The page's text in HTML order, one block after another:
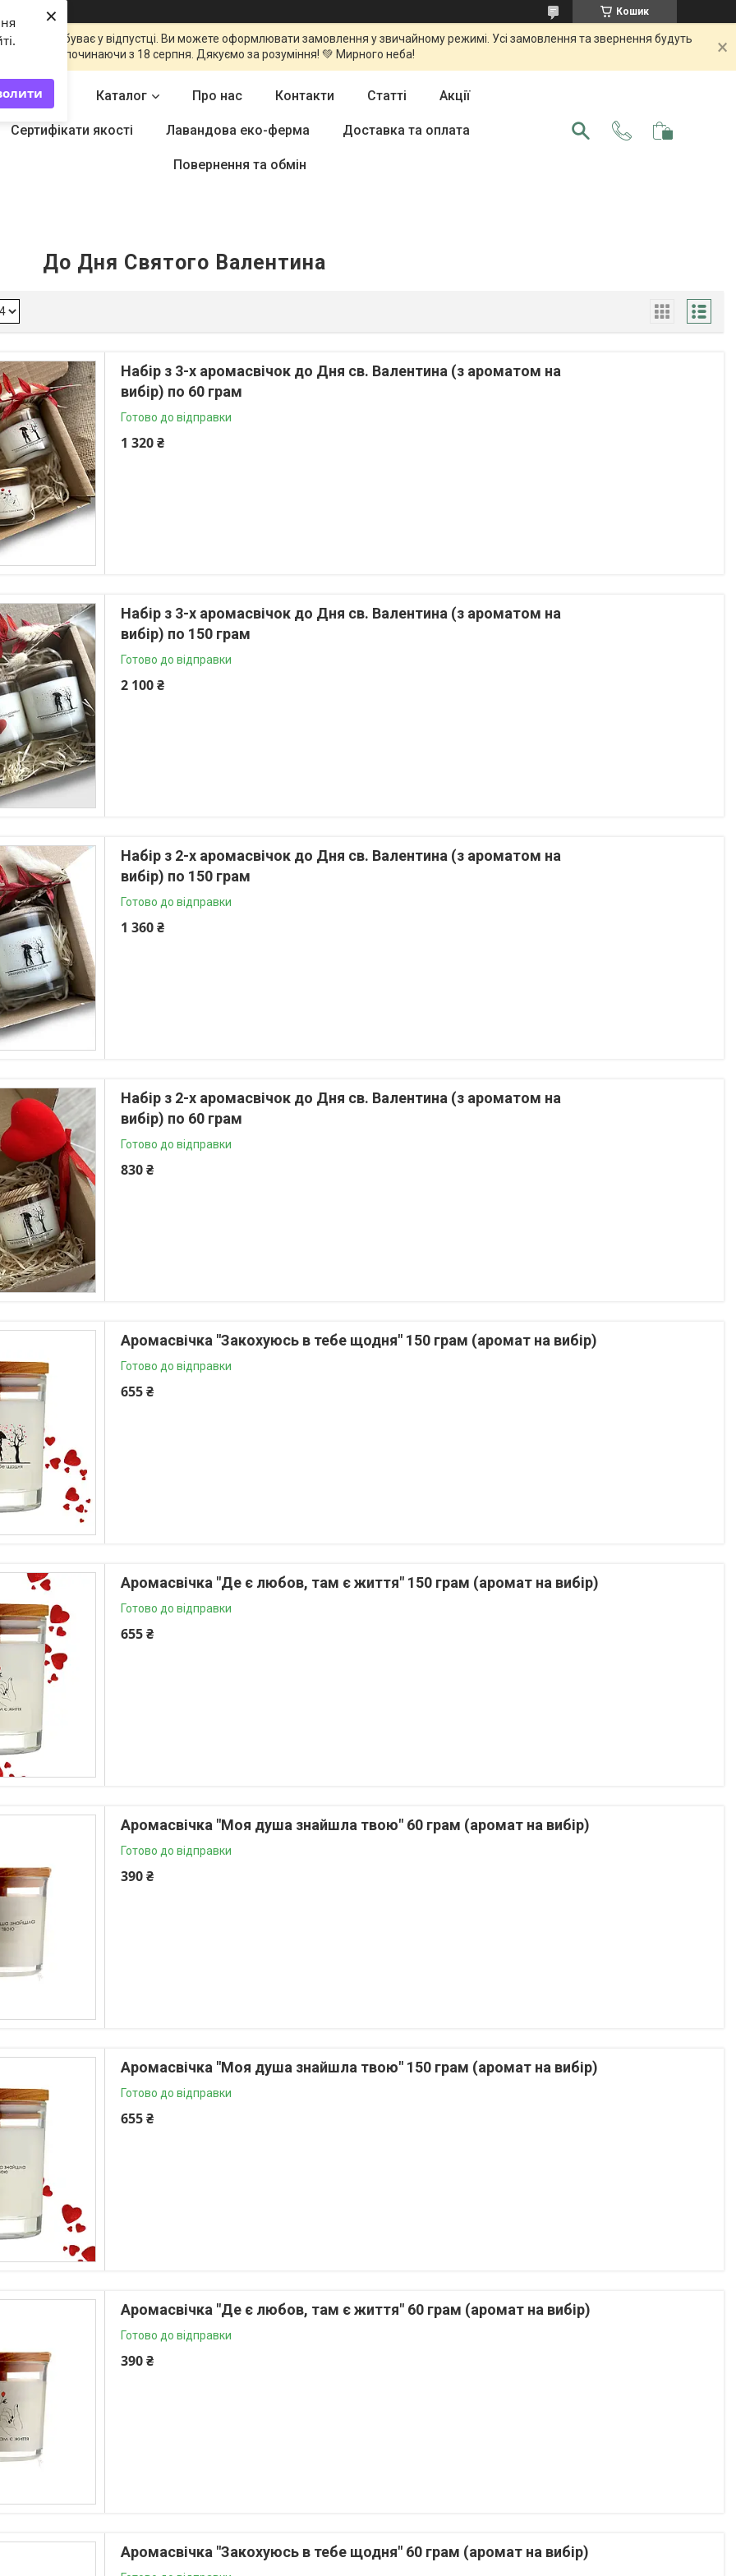
× Кошик
перебуває у відпустці. Ви можете оформлювати замовлення у звичайному режимі. Усі замовлення та звернення будуть
оброблені починаючи з 18 серпня. Дякуємо за розуміння! 💚 Мирного неба!
Головна Каталог Про нас Контакти Статті Акції
Сертифікати якості Лавандова еко-ферма Доставка та оплата
Повернення та обмін
До Дня Святого Валентина
Набір з 3-х аромасвічок до Дня св. Валентина (з ароматом на
вибір) по 60 грам
Готово до відправки
1 320 ₴
Набір з 3-х аромасвічок до Дня св. Валентина (з ароматом на
вибір) по 150 грам
Готово до відправки
2 100 ₴
Набір з 2-х аромасвічок до Дня св. Валентина (з ароматом на
вибір) по 150 грам
Готово до відправки
1 360 ₴
Набір з 2-х аромасвічок до Дня св. Валентина (з ароматом на
вибір) по 60 грам
Готово до відправки
830 ₴
Аромасвічка "Закохуюсь в тебе щодня" 150 грам (аромат на вибір)
Готово до відправки
655 ₴
Аромасвічка "Де є любов, там є життя" 150 грам (аромат на вибір)
Готово до відправки
655 ₴
Аромасвічка "Моя душа знайшла твою" 60 грам (аромат на вибір)
Готово до відправки
390 ₴
Аромасвічка "Моя душа знайшла твою" 150 грам (аромат на вибір)
Готово до відправки
655 ₴
Аромасвічка "Де є любов, там є життя" 60 грам (аромат на вибір)
Готово до відправки
390 ₴
Аромасвічка "Закохуюсь в тебе щодня" 60 грам (аромат на вибір)